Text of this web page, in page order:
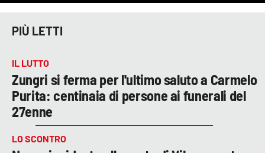
PIÙ LETTI
IL LUTTO
Zungri si ferma per l'ultimo saluto a Carmelo
Purita: centinaia di persone ai funerali del
27enne
LO SCONTRO